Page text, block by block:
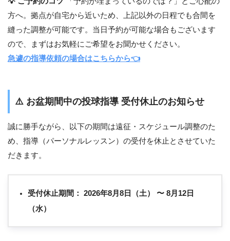
方へ。拠点が自宅から近いため、上記以外の日程でも合間を
縫った調整が可能です。当日予約が可能な場合もございます
ので、まずはお気軽にご希望をお聞かせください。
急遽の指導依頼の場合はこちらから👈
⚠️ お盆期間中の投球指導 受付休止のお知らせ
誠に勝手ながら、以下の期間は遠征・スケジュール調整のた
め、指導（パーソナルレッスン）の受付を休止とさせていた
だきます。
受付休止期間：
2026年8月8日（土） 〜 8月12日
（水）